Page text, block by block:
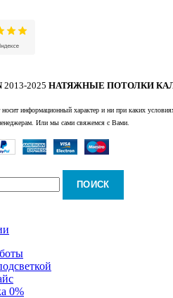
2013-2025 НАТЯЖНЫЕ ПОТОЛКИ
информационный характер и ни при каких
Или мы сами свяжемся с Вами.
ПОИСК
0%